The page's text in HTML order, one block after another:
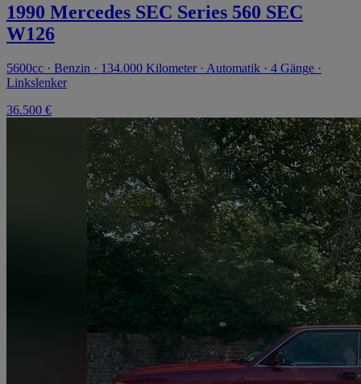
1990 Mercedes SEC Series 560 SEC
W126
5600cc · Benzin · 134.000 Kilometer · Automatik · 4 Gänge ·
Linkslenker
36.500 €